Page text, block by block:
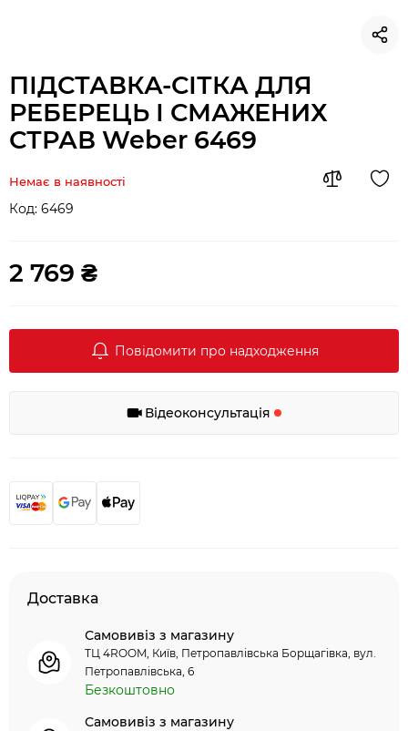
ПІДСТАВКА-СІТКА ДЛЯ
РЕБЕРЕЦЬ І СМАЖЕНИХ
СТРАВ Weber 6469
Немає в наявності
Код: 6469
2 769 ₴
Повідомити про надходження
Відеоконсультація
Доставка
Самовивіз з магазину
ТЦ 4ROOM, Київ, Петропавлівська Борщагівка, вул.
Петропавлівська, 6
Безкоштовно
Самовивіз з магазину